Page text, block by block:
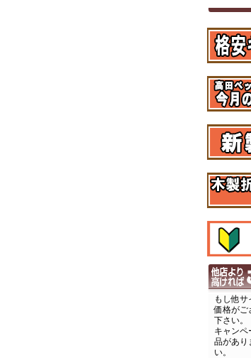
もし他
価格がご
下さい。
キャンペ
品があり
い。